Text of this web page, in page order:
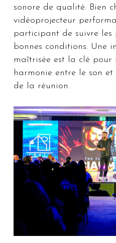
sonore de qualité. Bien
vidéoprojecteur
participant de suivre les
bonnes conditions. Une
maîtrisée est la clé
harmonie entre le son
de la réunion.